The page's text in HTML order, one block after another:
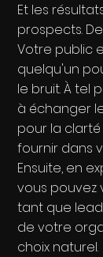
Et les
prospects.
Votre public
quelqu'un
le bruit. À tel
à échanger
pour la
fournir dans
Ensuite, en
vous pouvez
tant que
de votre
choix naturel.